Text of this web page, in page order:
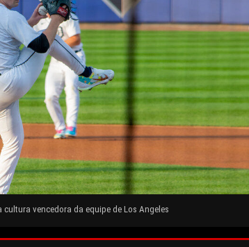
vencedora da equipe de Los Angeles